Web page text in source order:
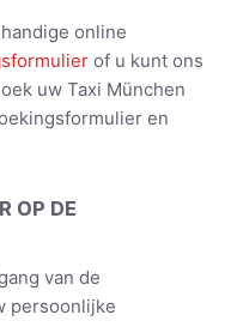
online
of u kunt ons
uw Taxi München
en
OP DE
van de
persoonlijke